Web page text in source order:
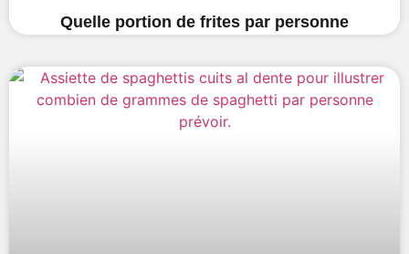
Quelle portion de frites par personne